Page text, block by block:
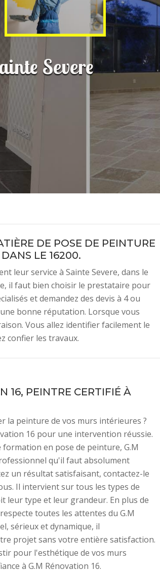
Severe
DE POSE DE PEINTURE
LE 16200.
leur service à Sainte Severe, dans le
il faut bien choisir le prestataire pour
et demandez des devis à 4 ou
bonne réputation. Lorsque vous
Vous allez identifier facilement le
confier les travaux.
16, PEINTRE CERTIFIÉ À
la peinture de vos murs intérieures ?
16 pour une intervention réussie.
en pose de peinture, G.M
qu'il faut absolument
un résultat satisfaisant, contactez-le
Il intervient sur tous les types de
leur type et leur grandeur. En plus de
toutes les attentes du G.M
sérieux et dynamique, il
projet sans votre entière satisfaction.
pour l'esthétique de vos murs
à G.M Rénovation 16.